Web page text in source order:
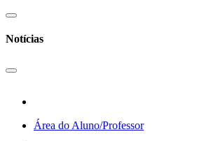
Notícias
Área do Aluno/Professor